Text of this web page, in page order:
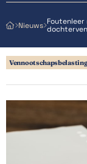
Nieuws